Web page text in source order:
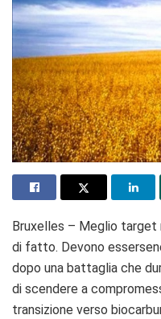
Bruxelles – Meglio target
di fatto. Devono
dopo una battaglia che
di scendere a
transizione verso